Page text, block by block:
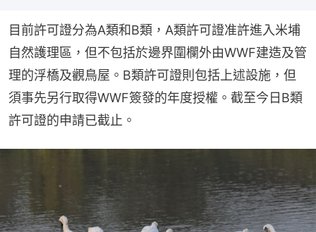
目前許可證分為A類和B類，A類許可證准許進入米埔
自然護理區，但不包括於邊界圍欄外由WWF建造及管
理的浮橋及觀鳥屋。B類許可證則包括上述設施，但
須事先另行取得WWF簽發的年度授權。截至今日B類
許可證的申請已截止。